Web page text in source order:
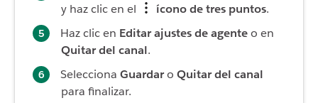
y haz clic en el
ícono de tres puntos.
Haz clic en Editar ajustes de agenteo en
Quitar del canal.
Selecciona Guardaro Quitar del canal
para finalizar.